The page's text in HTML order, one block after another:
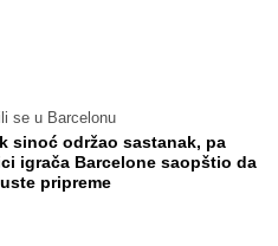
se u Barcelonu
sinoć održao sastanak, pa
igrača Barcelone saopštio da
pripreme